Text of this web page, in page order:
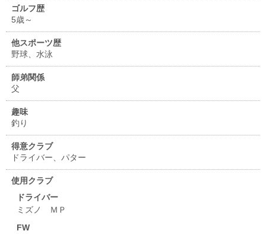
ゴルフ歴
5歳～
他スポーツ歴
野球、水泳
師弟関係
父
趣味
釣り
得意クラブ
ドライバー、パター
使用クラブ
ドライバー
ミズノ ＭＰ
FW